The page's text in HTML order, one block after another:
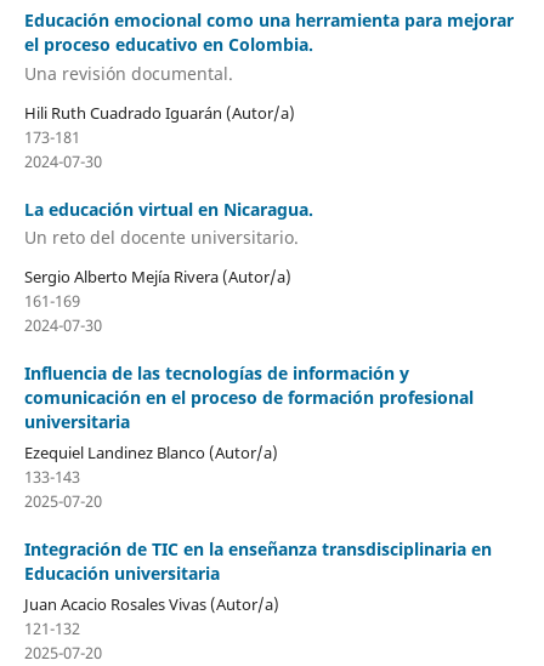
Educación emocional como una herramienta para mejorar
el proceso educativo en Colombia.
Una revisión documental.
Hili Ruth Cuadrado Iguarán (Autor/a)
173-181
2024-07-30
La educación virtual en Nicaragua.
Un reto del docente universitario.
Sergio Alberto Mejía Rivera (Autor/a)
161-169
2024-07-30
Influencia de las tecnologías de información y
comunicación en el proceso de formación profesional
universitaria
Ezequiel Landinez Blanco (Autor/a)
133-143
2025-07-20
Integración de TIC en la enseñanza transdisciplinaria en
Educación universitaria
Juan Acacio Rosales Vivas (Autor/a)
121-132
2025-07-20